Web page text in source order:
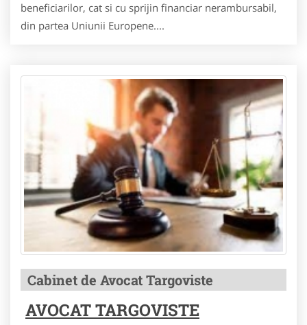
beneficiarilor, cat si cu sprijin financiar nerambursabil,
din partea Uniunii Europene....
Cabinet de Avocat Targoviste
AVOCAT TARGOVISTE